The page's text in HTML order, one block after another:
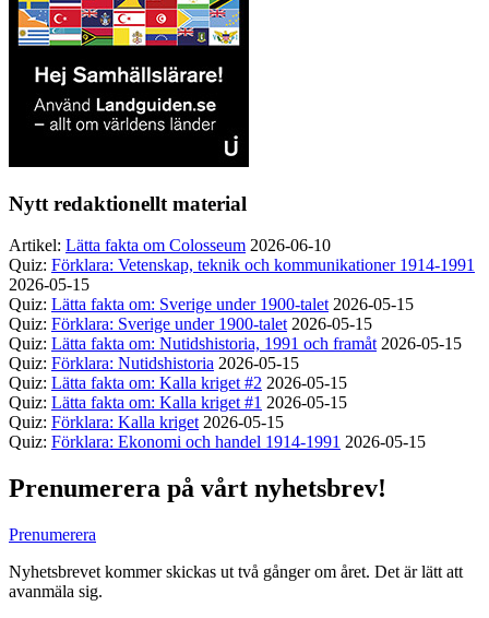
Nytt redaktionellt material
Artikel: Lätta fakta om Colosseum 2026-06-10
Quiz: Förklara: Vetenskap, teknik och kommunikationer 1914-1991
2026-05-15
Quiz: Lätta fakta om: Sverige under 1900-talet 2026-05-15
Quiz: Förklara: Sverige under 1900-talet 2026-05-15
Quiz: Lätta fakta om: Nutidshistoria, 1991 och framåt 2026-05-15
Quiz: Förklara: Nutidshistoria 2026-05-15
Quiz: Lätta fakta om: Kalla kriget #2 2026-05-15
Quiz: Lätta fakta om: Kalla kriget #1 2026-05-15
Quiz: Förklara: Kalla kriget 2026-05-15
Quiz: Förklara: Ekonomi och handel 1914-1991 2026-05-15
Prenumerera på vårt nyhetsbrev!
Prenumerera
Nyhetsbrevet kommer skickas ut två gånger om året. Det är lätt att
avanmäla sig.